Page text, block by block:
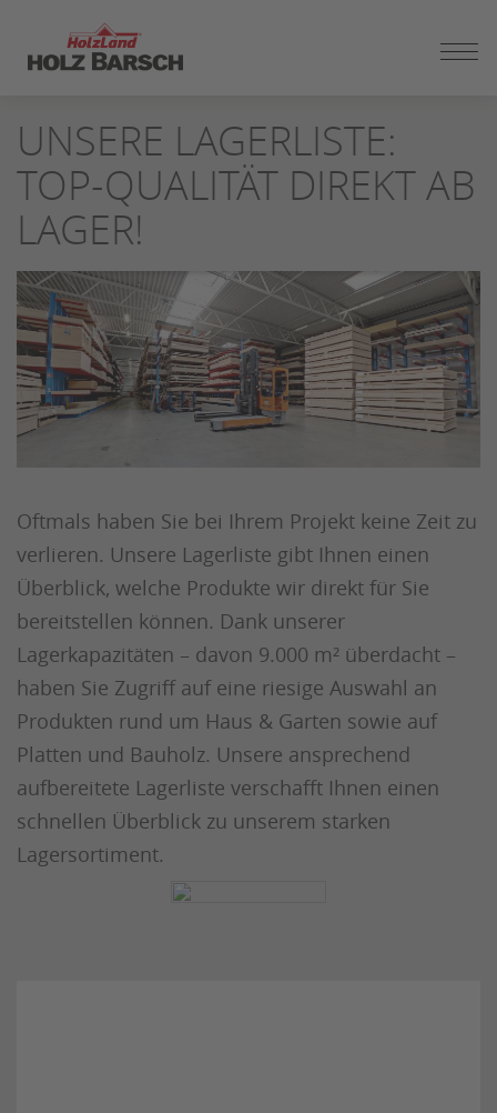
SEITENINHALT
SPRINGEN
UNSERE LAGERLISTE:
TOP-QUALITÄT DIREKT AB
LAGER!
Oftmals haben Sie bei Ihrem Projekt keine Zeit zu
verlieren. Unsere Lagerliste gibt Ihnen einen
Überblick, welche Produkte wir direkt für Sie
bereitstellen können. Dank unserer
Lagerkapazitäten – davon 9.000 m² überdacht –
haben Sie Zugriff auf eine riesige Auswahl an
Produkten rund um Haus & Garten sowie auf
Platten und Bauholz. Unsere ansprechend
aufbereitete Lagerliste verschafft Ihnen einen
schnellen Überblick zu unserem starken
Lagersortiment.